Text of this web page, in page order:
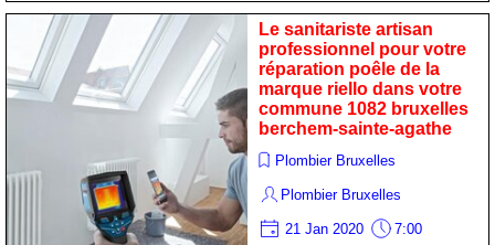
la marque riello dans votre
commune 1082 bruxelles
berchem-sainte-agathe
Le sanitariste artisan
professionnel pour votre
réparation poêle de la
marque riello dans votre
commune 1082 bruxelles
berchem-sainte-agathe
Plombier Bruxelles
Plombier Bruxelles
21 Jan 2020 7:00